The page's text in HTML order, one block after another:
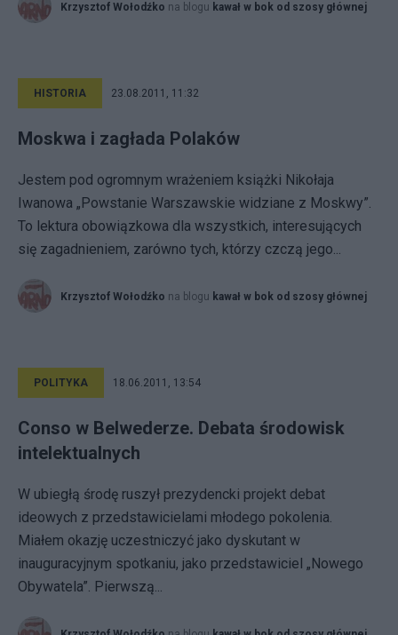
Krzysztof Wołodźko na blogu kawał w bok od szosy głównej
HISTORIA 23.08.2011, 11:32
Moskwa i zagłada Polaków
Jestem pod ogromnym wrażeniem książki Nikołaja
Iwanowa „Powstanie Warszawskie widziane z Moskwy”.
To lektura obowiązkowa dla wszystkich, interesujących
się zagadnieniem, zarówno tych, którzy czczą jego...
Krzysztof Wołodźko na blogu kawał w bok od szosy głównej
POLITYKA 18.06.2011, 13:54
Conso w Belwederze. Debata środowisk
intelektualnych
W ubiegłą środę ruszył prezydencki projekt debat
ideowych z przedstawicielami młodego pokolenia.
Miałem okazję uczestniczyć jako dyskutant w
inauguracyjnym spotkaniu, jako przedstawiciel „Nowego
Obywatela”. Pierwszą...